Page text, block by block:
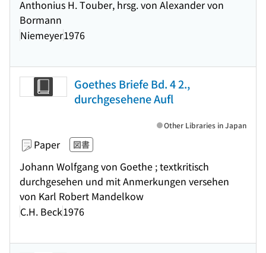
Anthonius H. Touber, hrsg. von Alexander von
Bormann
Niemeyer1976
Goethes Briefe Bd. 4 2.,
durchgesehene Aufl
Paper 図書
Johann Wolfgang von Goethe ; textkritisch
durchgesehen und mit Anmerkungen versehen
von Karl Robert Mandelkow
C.H. Beck1976
Other Libraries in Japan